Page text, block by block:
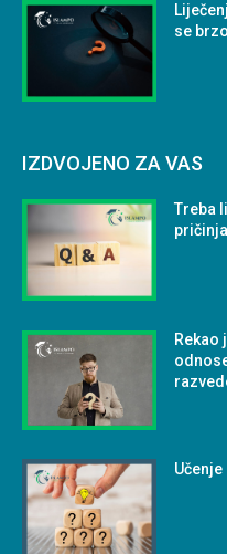
se
IZDVOJENO ZA VAS
Treba
Rekao